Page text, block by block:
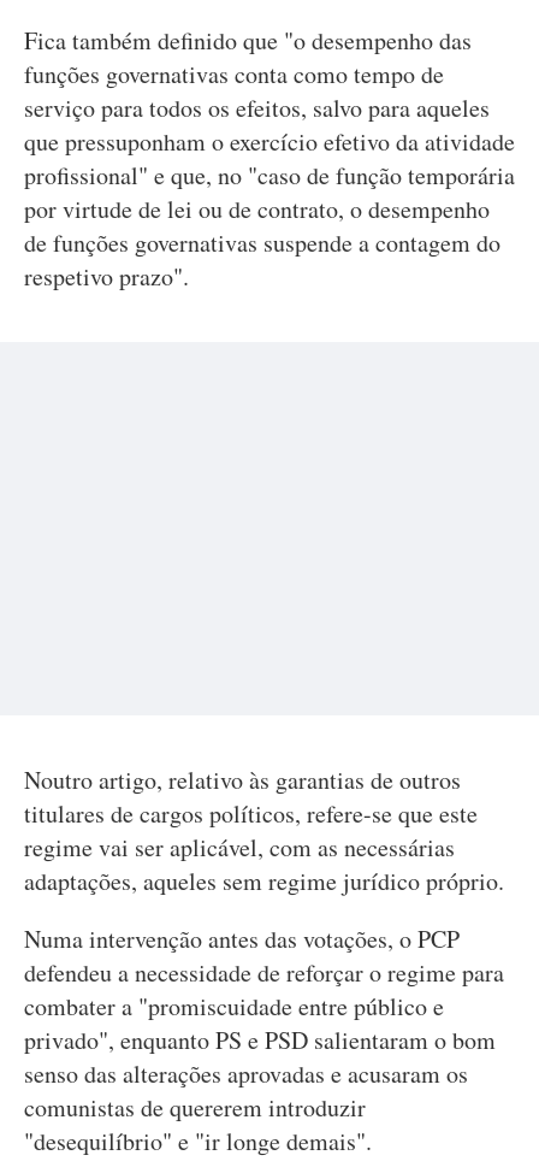
Fica também definido que "o desempenho das
funções governativas conta como tempo de
serviço para todos os efeitos, salvo para aqueles
que pressuponham o exercício efetivo da atividade
profissional" e que, no "caso de função temporária
por virtude de lei ou de contrato, o desempenho
de funções governativas suspende a contagem do
respetivo prazo".
Noutro artigo, relativo às garantias de outros
titulares de cargos políticos, refere-se que este
regime vai ser aplicável, com as necessárias
adaptações, aqueles sem regime jurídico próprio.
Numa intervenção antes das votações, o PCP
defendeu a necessidade de reforçar o regime para
combater a "promiscuidade entre público e
privado", enquanto PS e PSD salientaram o bom
senso das alterações aprovadas e acusaram os
comunistas de quererem introduzir
"desequilíbrio" e "ir longe demais".